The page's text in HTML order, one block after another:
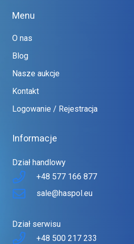
Menu
O nas
Blog
Nasze aukcje
Kontakt
Logowanie / Rejestracja
Informacje
Dział handlowy
+48 577 166 877
sale@haspol.eu
Dział serwisu
+48 500 217 233